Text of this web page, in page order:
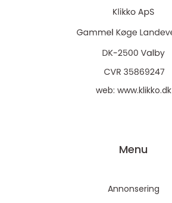
web: www.klikko.dk
Menu
Annonsering